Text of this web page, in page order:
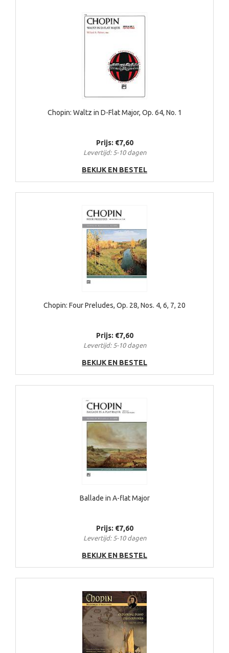
Chopin: Waltz in D-Flat Major, Op. 64, No. 1
Prijs: €7,60
Levertijd: 5-10 dagen
BEKIJK EN BESTEL
Chopin: Four Preludes, Op. 28, Nos. 4, 6, 7, 20
Prijs: €7,60
Levertijd: 5-10 dagen
BEKIJK EN BESTEL
Ballade in A-flat Major
Prijs: €7,60
Levertijd: 5-10 dagen
BEKIJK EN BESTEL